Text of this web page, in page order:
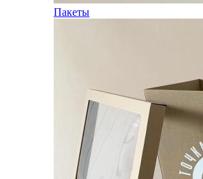
Пакеты